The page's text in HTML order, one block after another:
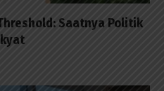
Saatnya Politik